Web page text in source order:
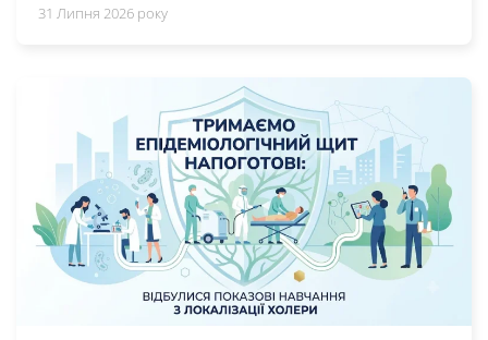
31 Липня 2026 року